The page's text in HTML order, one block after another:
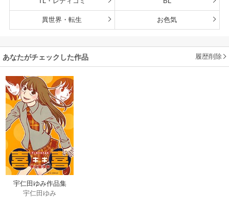
異世界・転生 お色気
あなたがチェックした作品 履歴削除
宇仁田ゆみ作品集
「喜喜」
宇仁田ゆみ